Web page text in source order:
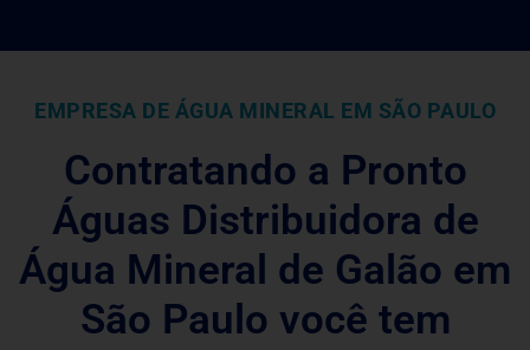
EMPRESA DE ÁGUA MINERAL EM SÃO PAULO
Contratando a Pronto
Águas Distribuidora de
Água Mineral de Galão em
São Paulo você tem